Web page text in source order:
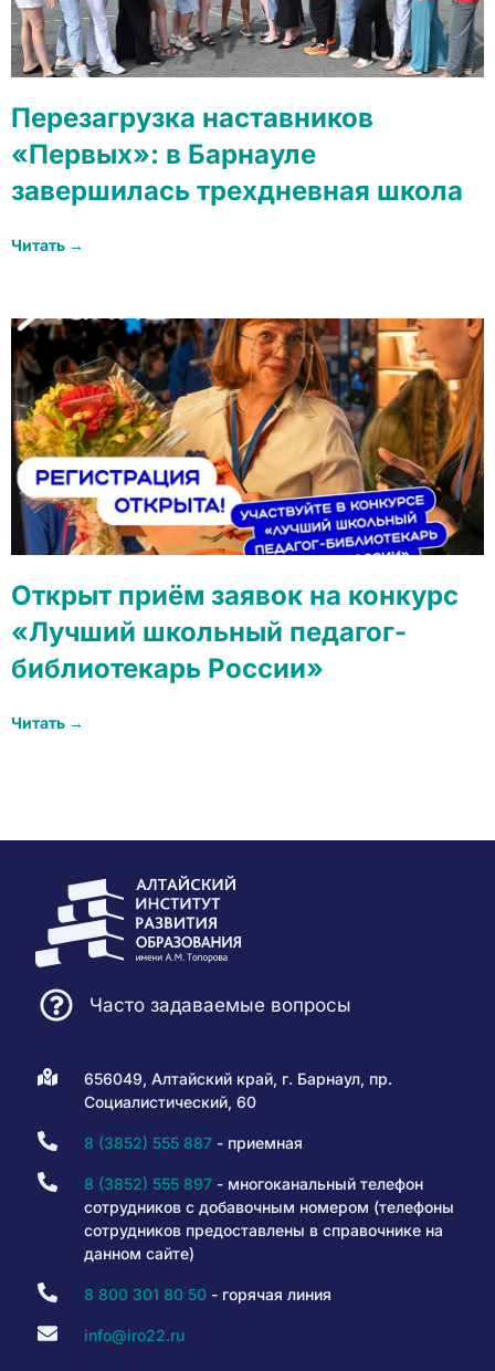
Перезагрузка наставников
«Первых»: в Барнауле
завершилась трехдневная школа
Читать →
Открыт приём заявок на конкурс
«Лучший школьный педагог-
библиотекарь России»
Читать →
Часто задаваемые вопросы
656049, Алтайский край, г. Барнаул, пр.
Социалистический, 60
8 (3852) 555 887- приемная
8 (3852) 555 897- многоканальный телефон
сотрудников с добавочным номером (телефоны
сотрудников предоставлены в справочнике на
данном сайте)
8 800 301 80 50- горячая линия
info@iro22.ru